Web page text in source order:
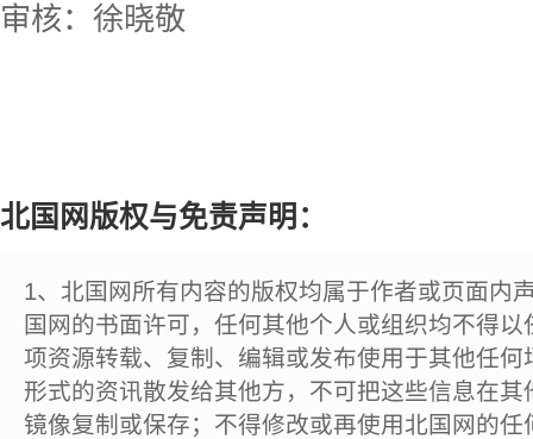
审核：徐晓敬
北国网版权与免责声明：
1、北国网所有内容的版权均属于作者或页面内
国网的书面许可，任何其他个人或组织均不得
项资源转载、复制、编辑或发布使用于其他任
形式的资讯散发给其他方，不可把这些信息在
镜像复制或保存；不得修改或再使用北国网的